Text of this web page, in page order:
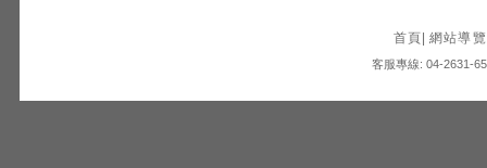
首頁 網站導覽
客服專線: 04-2631-